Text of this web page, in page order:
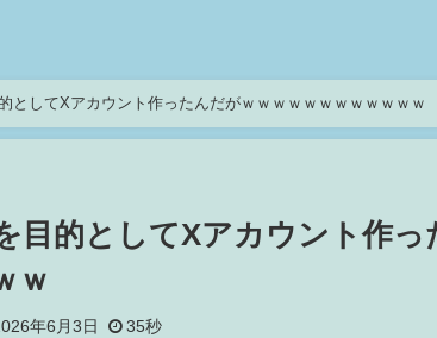
としてXアカウント作ったんだがｗｗｗｗｗｗｗｗｗｗｗｗ
目的としてXアカウント作っ
ｗ
年6月3日 35秒